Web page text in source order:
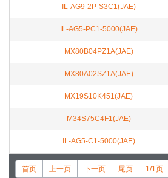
IL-AG9-2P-S3C1(JAE)
IL-AG5-PC1-5000(JAE)
MX80B04PZ1A(JAE)
MX80A02SZ1A(JAE)
MX19S10K451(JAE)
M34S75C4F1(JAE)
IL-AG5-C1-5000(JAE)
首页 上一页 下一页 尾页 1/1页